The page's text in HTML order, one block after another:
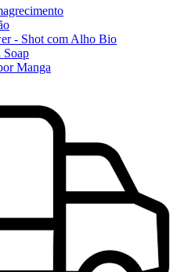
- Shot com Alho Bio
Soap
Manga